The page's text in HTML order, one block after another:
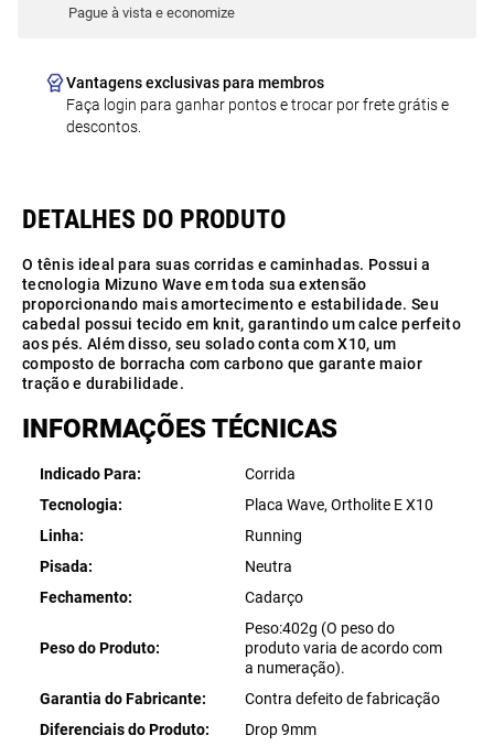
Pague à vista e economize
Vantagens exclusivas para membros
Faça login para ganhar pontos e trocar por frete grátis e
descontos.
O tênis ideal para suas corridas e caminhadas. Possui a
tecnologia Mizuno Wave em toda sua extensão
proporcionando mais amortecimento e estabilidade. Seu
cabedal possui tecido em knit, garantindo um calce perfeito
aos pés. Além disso, seu solado conta com X10, um
composto de borracha com carbono que garante maior
tração e durabilidade.
INFORMAÇÕES TÉCNICAS
Indicado Para
Corrida
Tecnologia
Placa Wave, Ortholite E X10
Linha
Running
Pisada
Neutra
Fechamento
Cadarço
Peso do Produto
Peso:402g (O peso do
produto varia de acordo com
a numeração).
Garantia do Fabricante
Contra defeito de fabricação
Diferenciais do Produto
Drop 9mm